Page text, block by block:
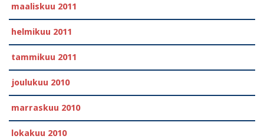
maaliskuu 2011
helmikuu 2011
tammikuu 2011
joulukuu 2010
marraskuu 2010
lokakuu 2010